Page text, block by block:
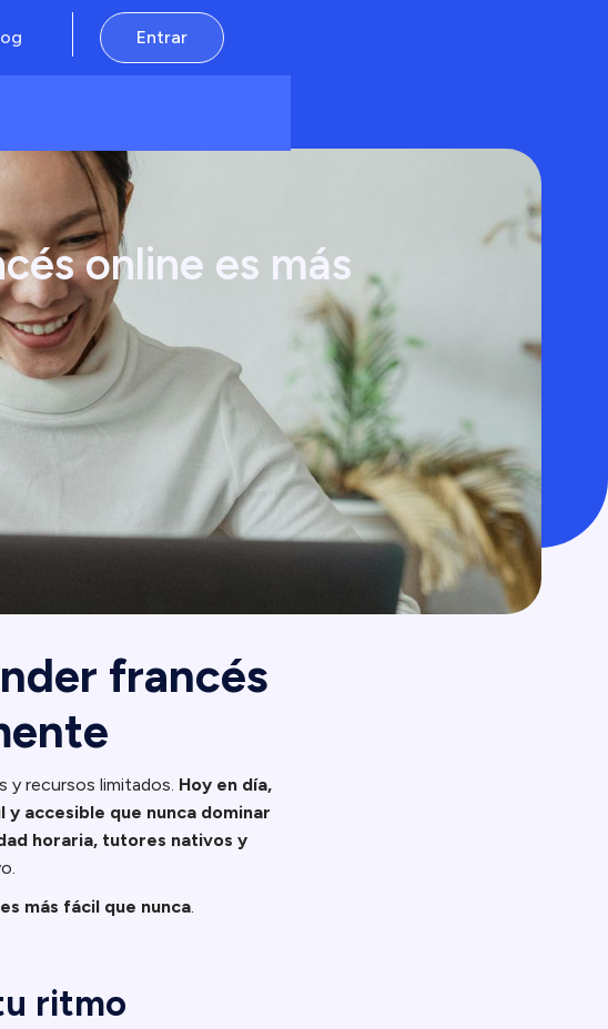
Entrar
online es más
francés
y recursos limitados. Hoy en día,
accesible que nunca dominar
horaria, tutores nativos y
más fácil que nunca.
ritmo